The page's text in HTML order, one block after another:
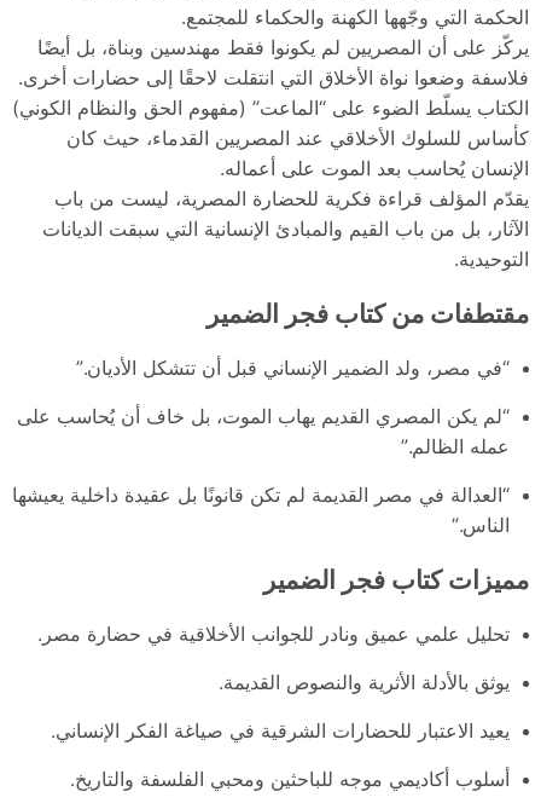
الحكمة التي وجّهها الكهنة والحكماء للمجتمع.
يركّز على أن المصريين لم يكونوا فقط مهندسين وبناة، بل أيضًا
فلاسفة وضعوا نواة الأخلاق التي انتقلت لاحقًا إلى حضارات أخرى.
الكتاب يسلّط الضوء على “الماعت” (مفهوم الحق والنظام الكوني)
كأساس للسلوك الأخلاقي عند المصريين القدماء، حيث كان
الإنسان يُحاسب بعد الموت على أعماله.
يقدّم المؤلف قراءة فكرية للحضارة المصرية، ليست من باب
الآثار، بل من باب القيم والمبادئ الإنسانية التي سبقت الديانات
التوحيدية.
مقتطفات من كتاب فجر الضمير
“في مصر، ولد الضمير الإنساني قبل أن تتشكل الأديان.”
“لم يكن المصري القديم يهاب الموت، بل خاف أن يُحاسب على
عمله الظالم.”
“العدالة في مصر القديمة لم تكن قانونًا بل عقيدة داخلية يعيشها
الناس.”
مميزات كتاب فجر الضمير
تحليل علمي عميق ونادر للجوانب الأخلاقية في حضارة مصر.
يوثق بالأدلة الأثرية والنصوص القديمة.
يعيد الاعتبار للحضارات الشرقية في صياغة الفكر الإنساني.
أسلوب أكاديمي موجه للباحثين ومحبي الفلسفة والتاريخ.